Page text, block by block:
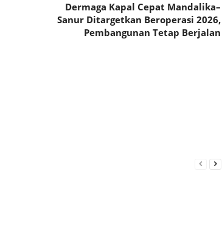
Dermaga Kapal Cepat Mandalika–
Sanur Ditargetkan Beroperasi 2026,
Pembangunan Tetap Berjalan